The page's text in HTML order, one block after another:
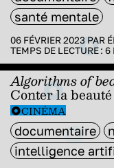
santé mentale
06 FÉVRIER 2023 PAR
TEMPS DE LECTURE : 6
Algorithms of
Conter la beauté
CINÉMA
documentaire
intelligence